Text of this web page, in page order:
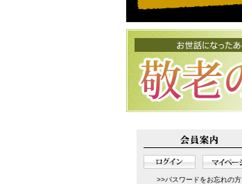
>>パスワードをお忘れの方